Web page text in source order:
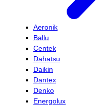
Aeronik
Ballu
Centek
Dahatsu
Daikin
Dantex
Denko
Energolux